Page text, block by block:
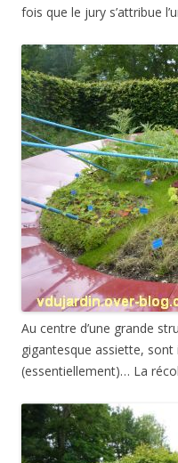
fois que le jury s’attribue
Au centre d’une grande
gigantesque assiette, sont
(essentiellement)… La